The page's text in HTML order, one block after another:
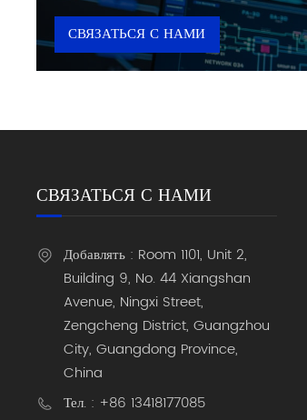
СВЯЗАТЬСЯ С НАМИ
СВЯЗАТЬСЯ С НАМИ
Добавлять : Room 1101, Unit 2,
Building 9, No. 44 Xiangshan
Avenue, Ningxi Street,
Zengcheng District, Guangzhou
City, Guangdong Province,
China
Тел. : +86 13418177085